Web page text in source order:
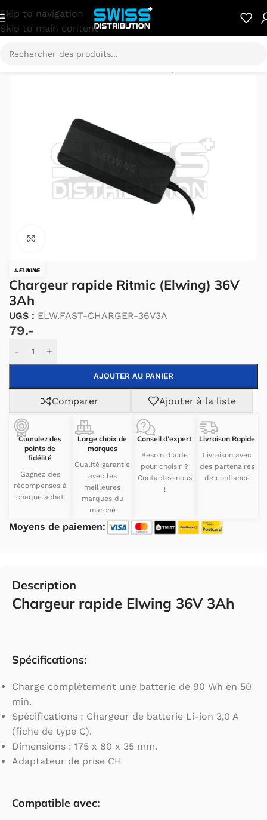
Skip to navigation
Skip to main content
Chargeur rapide Ritmic (Elwing) 36V
3Ah
UGS : ELW.FAST-CHARGER-36V3A
79.-
- +
AJOUTER AU PANIER
Alternative:
Comparer Ajouter à la liste
Cumulez des
points de
fidélité
Gagnez des
récompenses à
chaque achat
Large choix de
marques
Qualité garantie
avec les
meilleures
marques du
marché
Conseil d’expert
Besoin d’aide
pour choisir ?
Contactez-nous
!
Livraison Rapide
Livraison avec
des partenaires
de confiance
Moyens de paiemen:
Description
Chargeur rapide Elwing 36V 3Ah
Spécifications:
Charge complètement une batterie de 90 Wh en 50
min.
Spécifications : Chargeur de batterie Li-ion 3,0 A
(fiche de type C).
Dimensions : 175 x 80 x 35 mm.
Adaptateur de prise CH
Compatible avec: